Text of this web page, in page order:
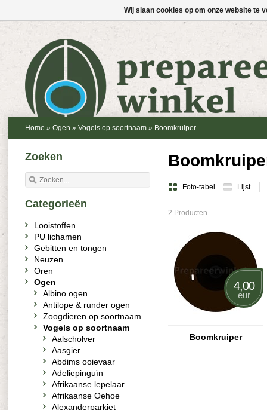
Home » Ogen » Vogels op soortnaam » Boomkruiper
Foto-tabel Lijst
2 Producten
4,00
eur
Boomkruiper
Zoeken
Categorieën
Looistoffen
PU lichamen
Gebitten en tongen
Neuzen
Oren
Ogen
Albino ogen
Antilope & runder ogen
Zoogdieren op soortnaam
Vogels op soortnaam
Aalscholver
Aasgier
Abdims ooievaar
Adeliepinguïn
Afrikaanse lepelaar
Afrikaanse Oehoe
Alexanderparkiet
Wij slaan cookies op om onze website te